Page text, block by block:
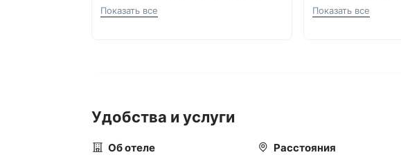
самые красивые места России.
С теплом и заботой, Курорт26.ру
Показать все
8 800 700-15-77
Показать все
Удобства и услуги
Об отеле Расстояния